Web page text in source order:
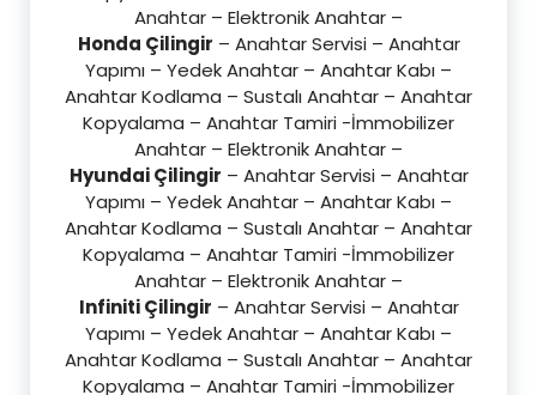
Anahtar – Elektronik Anahtar –
Honda Çilingir – Anahtar Servisi – Anahtar
Yapımı – Yedek Anahtar – Anahtar Kabı –
Anahtar Kodlama – Sustalı Anahtar – Anahtar
Kopyalama – Anahtar Tamiri -İmmobilizer
Anahtar – Elektronik Anahtar –
Hyundai Çilingir – Anahtar Servisi – Anahtar
Yapımı – Yedek Anahtar – Anahtar Kabı –
Anahtar Kodlama – Sustalı Anahtar – Anahtar
Kopyalama – Anahtar Tamiri -İmmobilizer
Anahtar – Elektronik Anahtar –
Infiniti Çilingir – Anahtar Servisi – Anahtar
Yapımı – Yedek Anahtar – Anahtar Kabı –
Anahtar Kodlama – Sustalı Anahtar – Anahtar
Kopyalama – Anahtar Tamiri -İmmobilizer